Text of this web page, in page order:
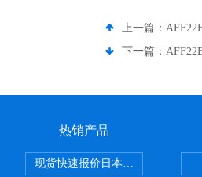
上一篇：
下一篇：
热销产品
现货快速报价日本SMC气动元件